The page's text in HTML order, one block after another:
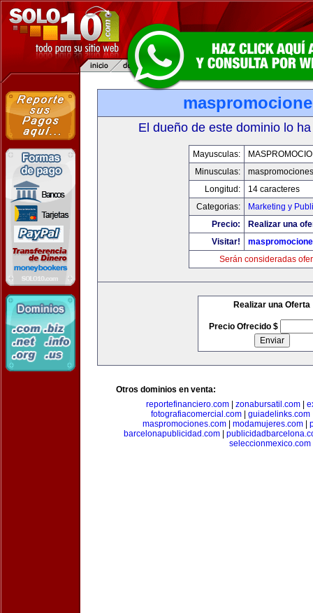
El dueño de este dominio lo
Mayusculas:
Minusculas:
Longitud:
14 caracteres
Categorias:
Marketing y
Precio:
Realizar una
Visitar!
Serán consideradas
Realizar una Oferta
Precio Ofrecido $
Otros dominios en venta:
reportefinanciero.com| zonabursatil.com|
fotografiacomercial.com
guiadelinks.com
maspromociones.com
modamujeres.com
barcelonapublicidad.com|
seleccionmexico.com